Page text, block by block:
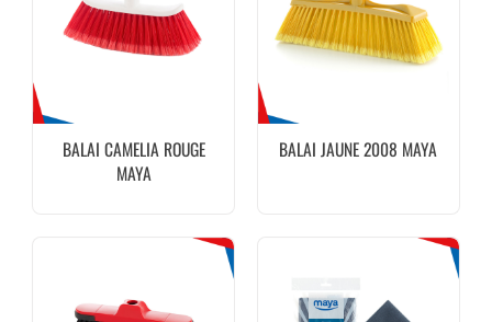
BALAI CAMELIA ROUGE
MAYA
BALAI JAUNE 2008 MAYA